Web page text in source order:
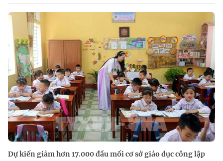
Dự kiến giảm hơn 17.000 đầu mối cơ sở giáo dục công lập